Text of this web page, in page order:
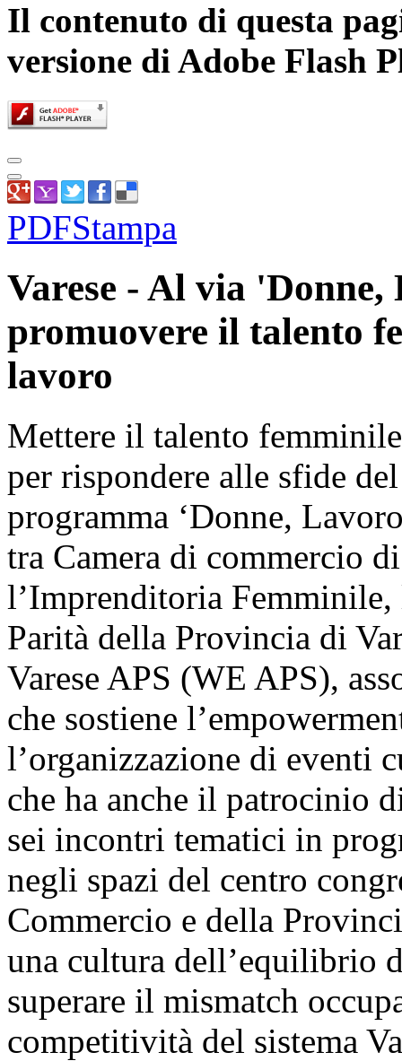
Il contenuto di questa
versione di Adobe Flash
PDFStampa
Varese - Al via
promuovere il talento
lavoro
Mettere il talento
per rispondere alle sfide
programma ‘Donne,
tra Camera di commercio
l’Imprenditoria
Parità della Provincia di
Varese APS (WE APS),
che sostiene
l’organizzazione di eventi
che ha anche il patrocinio
sei incontri tematici in
negli spazi del centro
Commercio e della
una cultura dell’equilibrio
superare il mismatch
competitività del sistema